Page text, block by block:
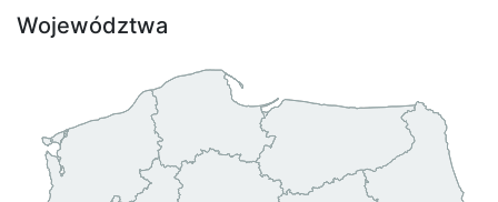
Województwa